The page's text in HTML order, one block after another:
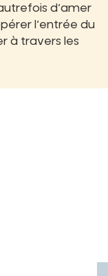
d’amer
l’entrée du
à travers les